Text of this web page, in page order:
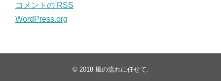
コメントの RSS
WordPress.org
© 2018 風の流れに任せて